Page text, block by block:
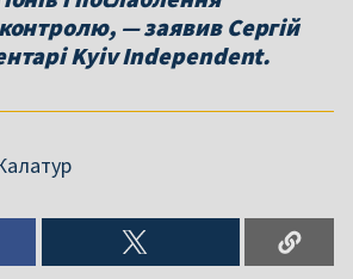
— заявив Сергій